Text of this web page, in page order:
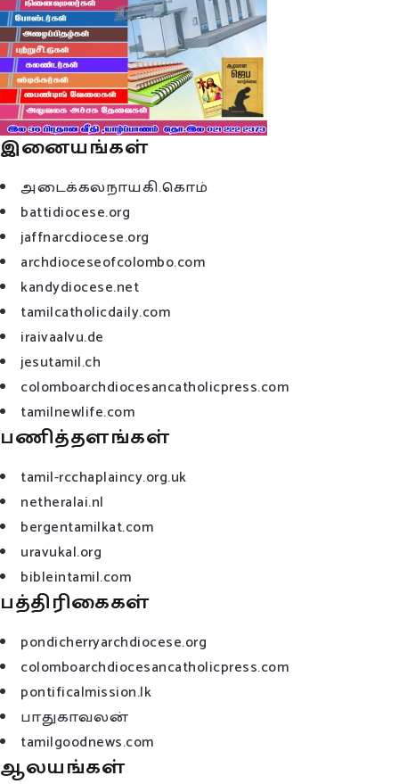
இனையங்கள்
அடைக்கலநாயகி.கொம்
battidiocese.org
jaffnarcdiocese.org
archdioceseofcolombo.com
kandydiocese.net
tamilcatholicdaily.com
iraivaalvu.de
jesutamil.ch
colomboarchdiocesancatholicpress.com
tamilnewlife.com
பணித்தளங்கள்
tamil-rcchaplaincy.org.uk
netheralai.nl
bergentamilkat.com
uravukal.org
bibleintamil.com
பத்திரிகைகள்
pondicherryarchdiocese.org
colomboarchdiocesancatholicpress.com
pontificalmission.lk
பாதுகாவலன்
tamilgoodnews.com
ஆலயங்கள்